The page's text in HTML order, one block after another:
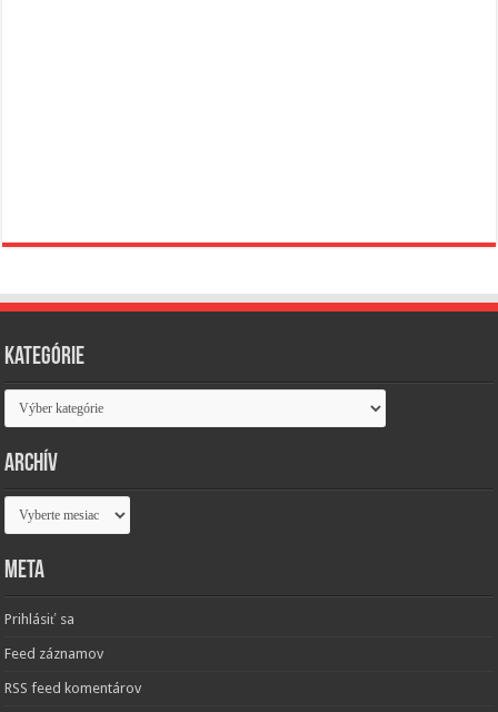
Kategórie
Kategórie
Archív
Archív
Meta
Prihlásiť sa
Feed záznamov
RSS feed komentárov